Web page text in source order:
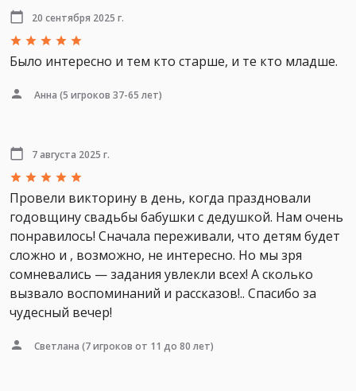
20 сентября 2025 г.
Было интересно и тем кто старше, и те кто младше.
Анна (5 игроков 37-65 лет)
7 августа 2025 г.
Провели викторину в день, когда праздновали
годовщину свадьбы бабушки с дедушкой. Нам очень
понравилось! Сначала переживали, что детям будет
сложно и , возможно, не интересно. Но мы зря
сомневались — задания увлекли всех! А сколько
вызвало воспоминаний и рассказов!.. Спасибо за
чудесный вечер!
Светлана (7 игроков от 11 до 80 лет)